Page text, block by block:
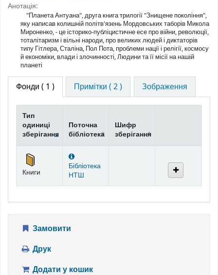
Анотація:
"Планета Антуана", друга книга трилогії "Знищене покоління",
яку написав колишній політв'язень Мордовських таборів Микола
Мироненко, - це історико-публіцистичне есе про війни, революції,
тоталітаризм і вільні народи, про великих людей і диктаторів
типу Гітлера, Сталіна, Пол Пота, проблеми нації і релігії, космосу
й економіки, влади і злочинності, Людини та її місії на нашій
планеті
Фонди ( 1 ) Примітки ( 2 ) Зображення
Тип
одиниці
зберігання
Поточна
бібліотека
Шифр
зберігання
Книги
Бібліотека
НТШ
Замовити
Друк
Додати у кошик